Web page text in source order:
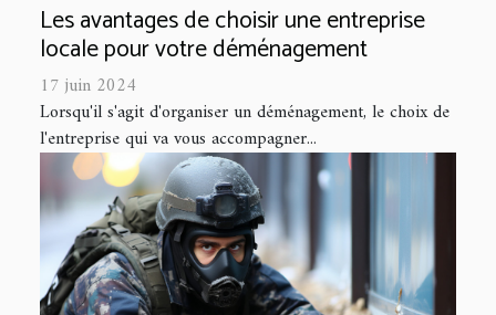
Les avantages de choisir une entreprise
locale pour votre déménagement
17 juin 2024
Lorsqu'il s'agit d'organiser un déménagement, le choix de
l'entreprise qui va vous accompagner...